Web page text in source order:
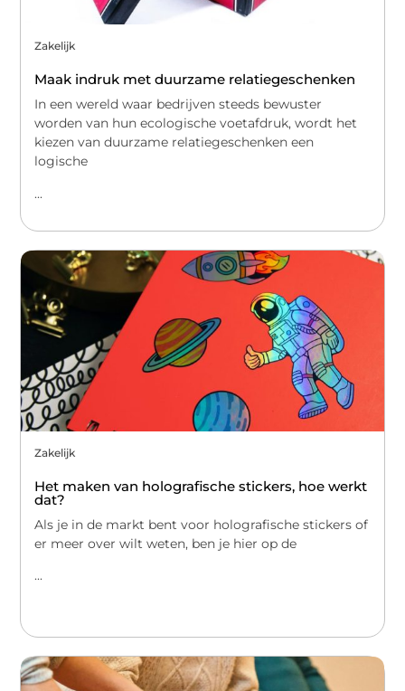
Zakelijk
Maak indruk met duurzame relatiegeschenken
In een wereld waar bedrijven steeds bewuster
worden van hun ecologische voetafdruk, wordt het
kiezen van duurzame relatiegeschenken een
logische
...
Zakelijk
Het maken van holografische stickers, hoe werkt
dat?
Als je in de markt bent voor holografische stickers of
er meer over wilt weten, ben je hier op de
...